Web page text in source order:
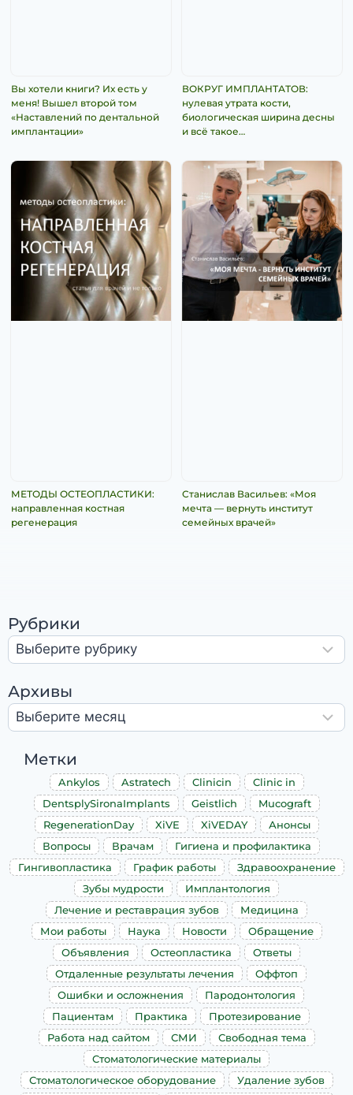
Вы хотели книги? Их есть у
меня! Вышел второй том
«Наставлений по дентальной
имплантации»
ВОКРУГ ИМПЛАНТАТОВ:
нулевая утрата кости,
биологическая ширина десны
и всё такое…
МЕТОДЫ ОСТЕОПЛАСТИКИ:
направленная костная
регенерация
Станислав Васильев: «Моя
мечта — вернуть институт
семейных врачей»
Рубрики
Архивы
Метки
Ankylos Astratech Clinicin
Clinic in
DentsplySironaImplants
Geistlich
Mucograft
RegenerationDay
XiVE XiVEDAY
Анонсы
Вопросы
Врачам
Гигиена и профилактика
Гингивопластика
График работы
Здравоохранение
Зубы мудрости
Имплантология
Лечение и реставрация зубов
Медицина
Мои работы
Наука Новости
Обращение
Объявления
Остеопластика
Ответы
Отдаленные результаты лечения
Оффтоп
Ошибки и осложнения
Пародонтология
Пациентам
Практика
Протезирование
Работа над сайтом
СМИ
Свободная тема
Стоматологические материалы
Стоматологическое оборудование
Удаление зубов